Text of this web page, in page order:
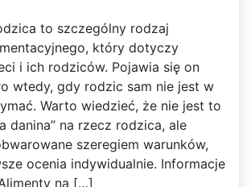
to szczególny rodzaj
który dotyczy
i ich rodziców. Pojawia się on
wtedy, gdy rodzic sam nie jest w
Warto wiedzieć, że nie jest to
danina” na rzecz rodzica, ale
szeregiem warunków,
ocenia indywidualnie. Informacje
na […]